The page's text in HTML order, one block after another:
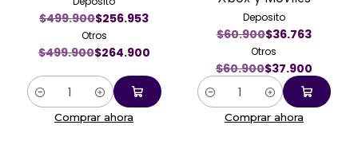
$499.900$256.953
Otros
$499.900$264.900
Cantidad
Comprar ahora
Deposito
$60.900$36.763
Otros
$60.900$37.900
Cantidad
Comprar ahora